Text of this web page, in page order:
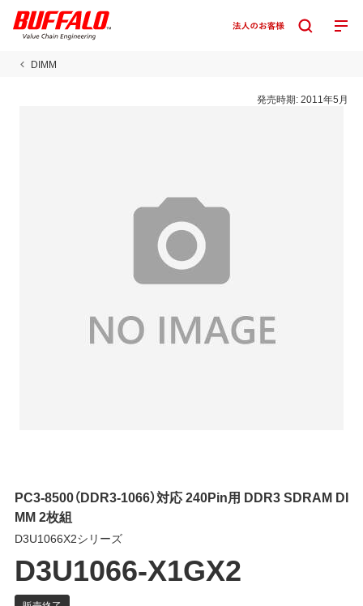
DIMM
発売時期:2011年5月
PC3-8500（DDR3-1066）対応 240Pin用 DDR3 SDRAM DI
MM 2枚組
D3U1066X2シリーズ
D3U1066-X1GX2